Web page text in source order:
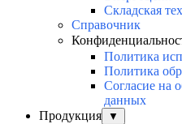
Складская
Справочник
Политика
Политика
Согласие на
данных
Продукция
▼